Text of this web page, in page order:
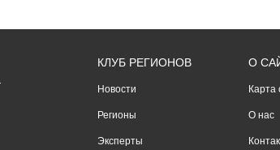
КЛУБ РЕГИОНОВ
Новости
Регионы
Эксперты
О
Карта
О нас